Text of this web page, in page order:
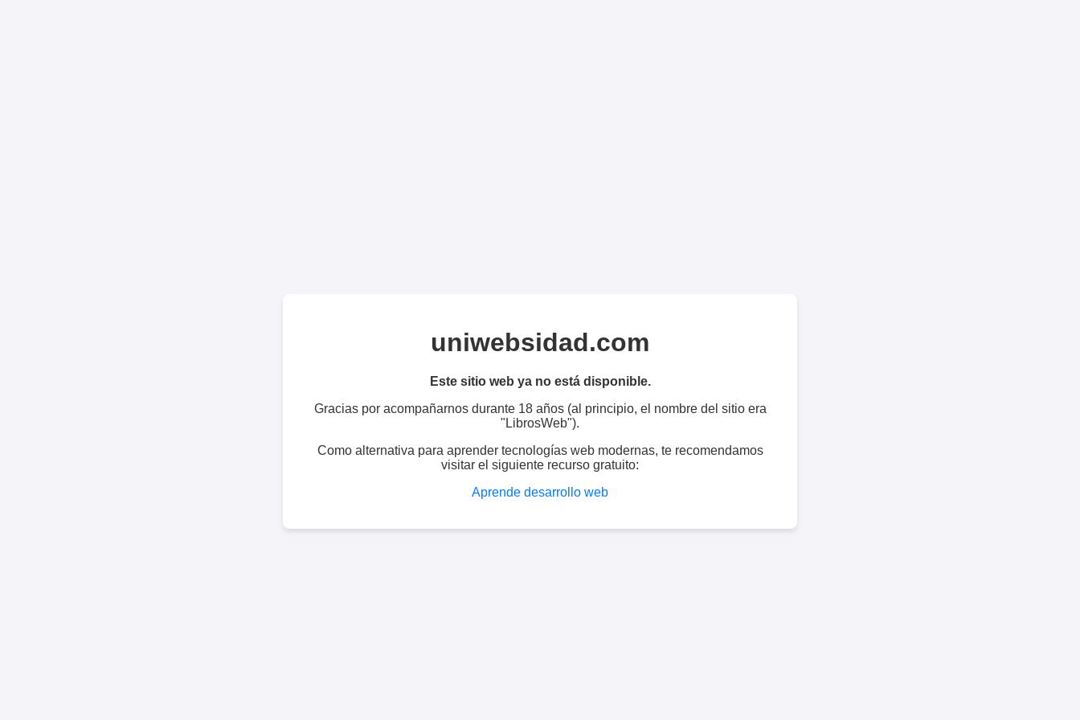
uniwebsidad.com
Este sitio web ya no está disponible.
Gracias por acompañarnos durante 18 años (al principio, el nombre del sitio era
"LibrosWeb").
Como alternativa para aprender tecnologías web modernas, te recomendamos
visitar el siguiente recurso gratuito:
Aprende desarrollo web